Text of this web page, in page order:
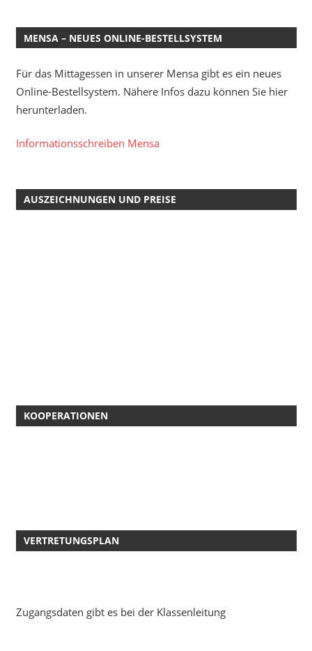
MENSA – NEUES ONLINE-BESTELLSYSTEM
Für das Mittagessen in unserer Mensa gibt es ein neues
Online-Bestellsystem. Nähere Infos dazu können Sie hier
herunterladen.
Informationsschreiben Mensa
AUSZEICHNUNGEN UND PREISE
KOOPERATIONEN
VERTRETUNGSPLAN
Zugangsdaten gibt es bei der Klassenleitung